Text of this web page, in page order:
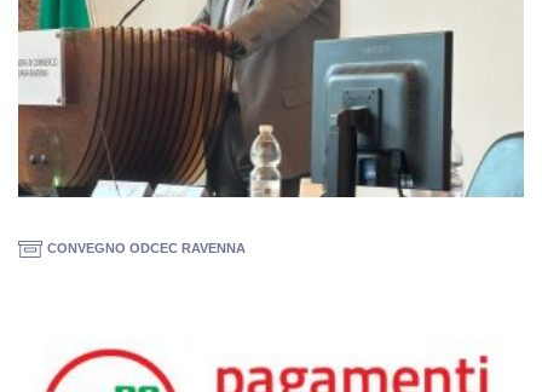
CONVEGNO ODCEC RAVENNA